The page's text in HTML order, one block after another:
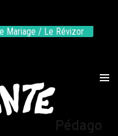
Mariage / Le Révizor
Pédago